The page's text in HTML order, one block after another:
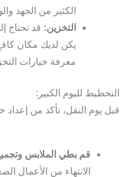
الكثير من الجهد
التخزين: قد تحتاج
يكن لديك مكان كافٍ
معرفة خيارات
التخطيط لليوم الكبير:
قبل يوم النقل، تأكد من
قم بطي الملابس
الانتهاء من الأعمال